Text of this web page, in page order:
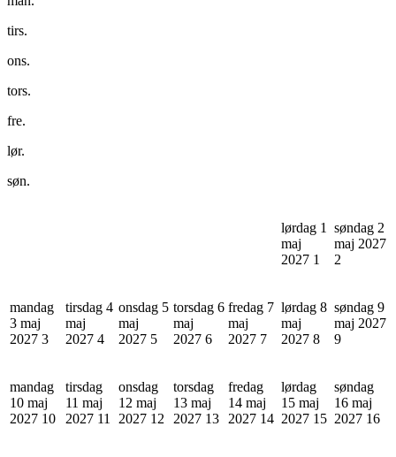
tirs.
ons.
tors.
fre.
lør.
søn.
lørdag 1
maj
2027 1
søndag 2
maj 2027
2
mandag
3 maj
2027 3
tirsdag 4
maj
2027 4
onsdag 5
maj
2027 5
torsdag 6
maj
2027 6
fredag 7
maj
2027 7
lørdag 8
maj
2027 8
søndag 9
maj 2027
9
mandag
10 maj
2027 10
tirsdag
11 maj
2027 11
onsdag
12 maj
2027 12
torsdag
13 maj
2027 13
fredag
14 maj
2027 14
lørdag
15 maj
2027 15
søndag
16 maj
2027 16